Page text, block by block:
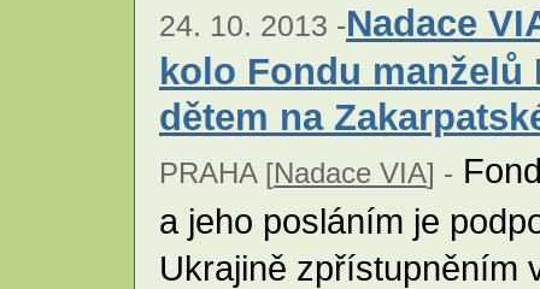
24. 10. 2013 -Nadace
kolo Fondu
dětem na
PRAHA [Nadace VIA] -
a jeho posláním je
Ukrajině zpřístupněním